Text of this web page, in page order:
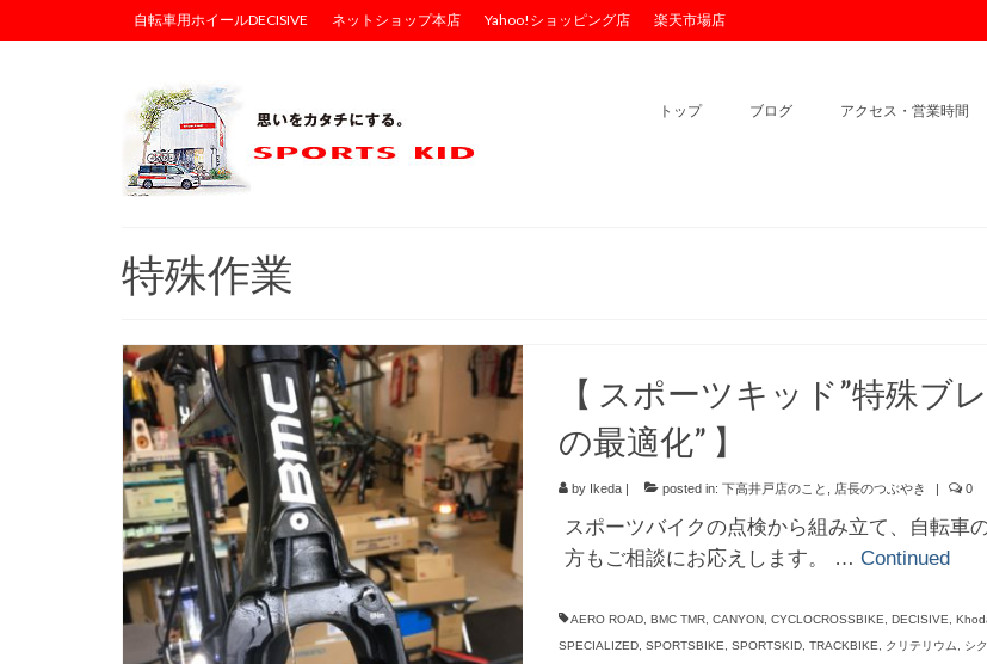
自転車用ホイールDECISIVE ネットショップ本店 Yahoo!ショッピング店 楽天市場店
トップ ブログ アクセス・営業時間
特殊作業
【 スポーツキッド”特殊ブ
の最適化” 】
by Ikeda| posted in: 下高井戸店のこと 店長のつぶやき | 0
スポーツバイクの点検から組み立て、自転車
方もご相談にお応えします。 … Continued
AERO ROAD, BMC TMR, CANYON, CYCLOCROSSBIKE DECISIVE
SPECIALIZED, SPORTSBIKE SPORTSKID, TRACKBIKE クリテリウム シ